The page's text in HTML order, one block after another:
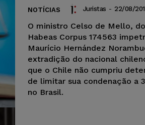
NOTÍCIAS Juristas - 22/08/
O ministro Celso de Mello,
Habeas Corpus 174563
Maurício Hernández
extradição do nacional
que o Chile não cumpriu
de limitar sua condenação a
no Brasil.